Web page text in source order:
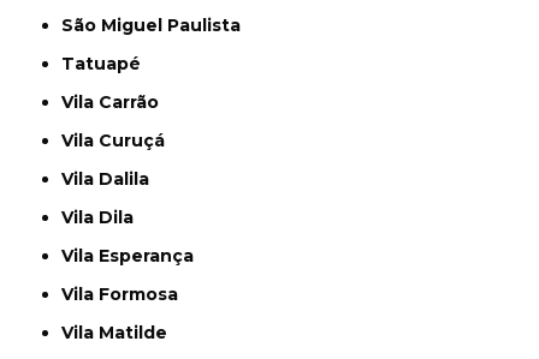
São Miguel Paulista
Tatuapé
Vila Carrão
Vila Curuçá
Vila Dalila
Vila Dila
Vila Esperança
Vila Formosa
Vila Matilde